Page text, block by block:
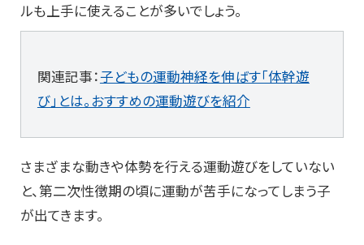
ルも上手に使えることが多いでしょう。
関連記事：子どもの運動神経を伸ばす「体幹遊
び」とは。おすすめの運動遊びを紹介
さまざまな動きや体勢を行える運動遊びをしていない
と、第二次性徴期の頃に運動が苦手になってしまう子
が出てきます。